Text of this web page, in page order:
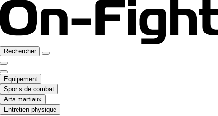
Rechercher
Equipement
Sports de combat
Arts martiaux
Entretien physique